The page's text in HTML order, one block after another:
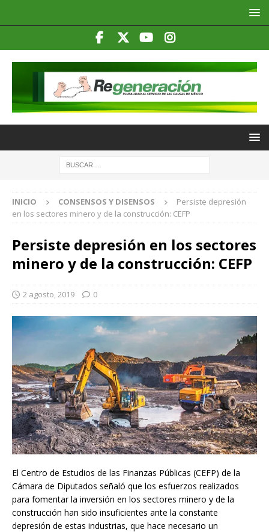
INICIO CONSENSOS Y DISENSOS
Persiste depresión
en los sectores minero y de la construcción: CEFP
Persiste depresión en los sectores
minero y de la construcción: CEFP
2 agosto, 2019 0
El Centro de Estudios de las Finanzas Públicas (CEFP) de la
Cámara de Diputados señaló que los esfuerzos realizados
para fomentar la inversión en los sectores minero y de la
construcción han sido insuficientes ante la constante
depresión de estas industrias, que hace necesario un